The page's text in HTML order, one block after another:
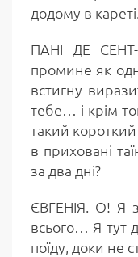
додому в кареті.
ПАНІ ДЕ
промине як
встигну
тебе… і крім
такий
в приховані
за два дні?
ЄВГЕНІЯ. О! Я
всього… Я тут
поїду, доки не